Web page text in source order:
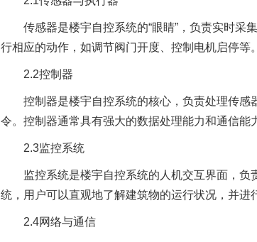
传感器是楼宇自控系统的“眼睛”，负责实时采集
行相应的动作，如调节阀门开度、控制电机启停等。
2.2控制器
控制器是楼宇自控系统的核心，负责处理传感
令。控制器通常具有强大的数据处理能力和通信能
2.3监控系统
监控系统是楼宇自控系统的人机交互界面，负
统，用户可以直观地了解建筑物的运行状况，并进
2.4网络与通信